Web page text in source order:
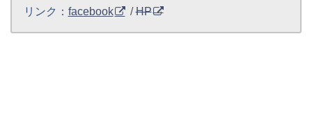
リンク： facebook /HP